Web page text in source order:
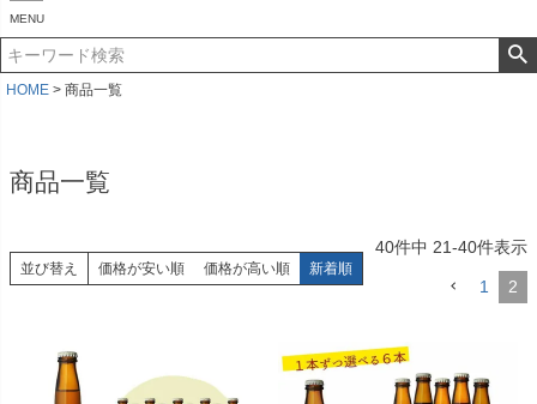
MENU
HOME 商品一覧
商品一覧
並び替え 価格が安い順 価格が高い順 新着順
40件中 21-40件表示
1 2